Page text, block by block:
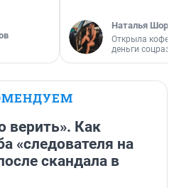
Наталья
Открыла
деньги
верить». Как
«следователя на
скандала в